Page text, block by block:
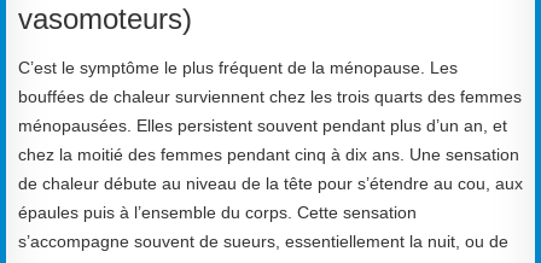
vasomoteurs)
C’est le symptôme le plus fréquent de la ménopause. Les
bouffées de chaleur surviennent chez les trois quarts des femmes
ménopausées. Elles persistent souvent pendant plus d’un an, et
chez la moitié des femmes pendant cinq à dix ans. Une sensation
de chaleur débute au niveau de la tête pour s’étendre au cou, aux
épaules puis à l’ensemble du corps. Cette sensation
s’accompagne souvent de sueurs, essentiellement la nuit, ou de